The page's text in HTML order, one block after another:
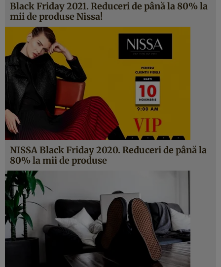
Black Friday 2021. Reduceri de până la 80% la
mii de produse Nissa!
NISSA Black Friday 2020. Reduceri de până la
80% la mii de produse